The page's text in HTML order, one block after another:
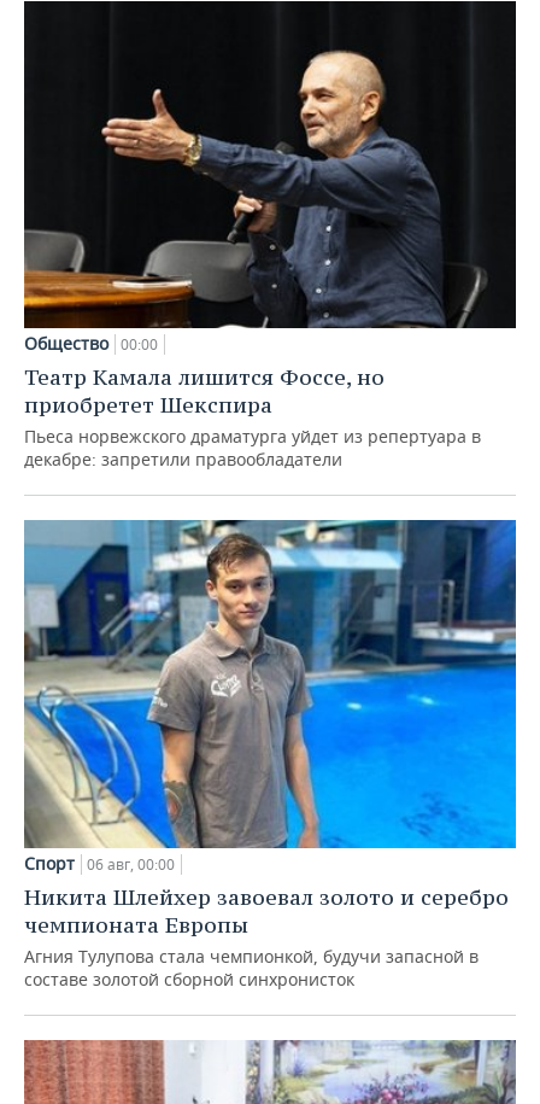
Общество 00:00
Театр Камала лишится Фоссе, но
приобретет Шекспира
Пьеса норвежского драматурга уйдет из репертуара в
декабре: запретили правообладатели
Спорт 06 авг, 00:00
Никита Шлейхер завоевал золото и серебро
чемпионата Европы
Агния Тулупова стала чемпионкой, будучи запасной в
составе золотой сборной синхронисток